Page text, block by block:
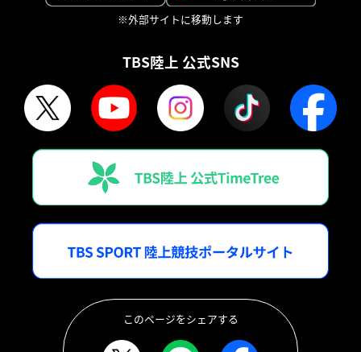
※外部サイトに移動します
TBS陸上 公式SNS
このページをシェアする